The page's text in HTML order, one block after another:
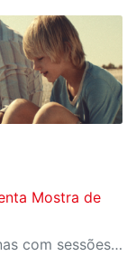
Mostra de
Programação reúne produções italianas com sessões gratuitas